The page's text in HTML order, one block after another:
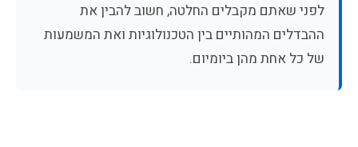
לפני שאתם מקבלים החלטה, חשוב להבין את
ההבדלים המהותיים בין הטכנולוגיות ואת המשמעות
של כל אחת מהן ביומיום.